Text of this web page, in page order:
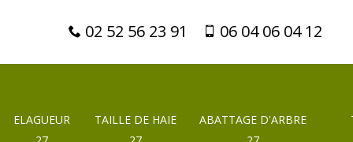
02 52 56 23 91 06 04 06 04 12
ELAGUEUR
TAILLE DE HAIE
ABATTAGE D'ARBRE